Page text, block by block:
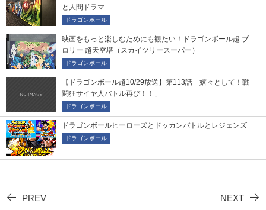
と人間ドラマ
ドラゴンボール
映画をもっと楽しむためにも観たい！ドラゴンボール超 ブ
ロリー 超天空塔（スカイツリースーパー）
ドラゴンボール
【ドラゴンボール 超10/29放送】第113話「嬉々として！戦
闘狂サイヤ人バトル再び！！」
ドラゴンボール
ドラゴンボールヒーローズとドッカンバトルとレジェンズ
ドラゴンボール
PREV NEXT